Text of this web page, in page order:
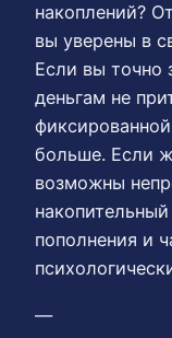
накоплений?
вы уверены в
Если вы точно
деньгам не
больше. Если
возможны
пополнения и
—